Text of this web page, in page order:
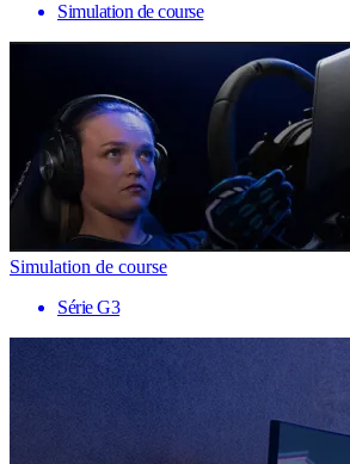
Simulation de course
Simulation de course
Série G3